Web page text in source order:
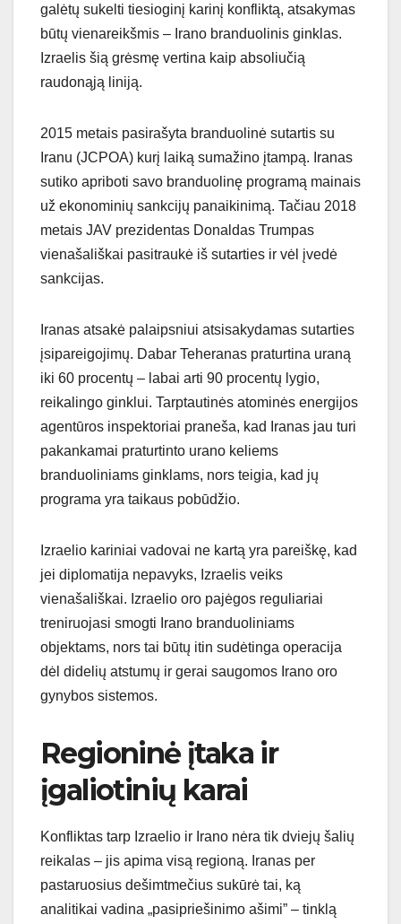
galėtų sukelti tiesioginį karinį konfliktą, atsakymas
būtų vienareikšmis – Irano branduolinis ginklas.
Izraelis šią grėsmę vertina kaip absoliučią
raudonąją liniją.
2015 metais pasirašyta branduolinė sutartis su
Iranu (JCPOA) kurį laiką sumažino įtampą. Iranas
sutiko apriboti savo branduolinę programą mainais
už ekonominių sankcijų panaikinimą. Tačiau 2018
metais JAV prezidentas Donaldas Trumpas
vienašališkai pasitraukė iš sutarties ir vėl įvedė
sankcijas.
Iranas atsakė palaipsniui atsisakydamas sutarties
įsipareigojimų. Dabar Teheranas praturtina uraną
iki 60 procentų – labai arti 90 procentų lygio,
reikalingo ginklui. Tarptautinės atominės energijos
agentūros inspektoriai praneša, kad Iranas jau turi
pakankamai praturtinto urano keliems
branduoliniams ginklams, nors teigia, kad jų
programa yra taikaus pobūdžio.
Izraelio kariniai vadovai ne kartą yra pareiškę, kad
jei diplomatija nepavyks, Izraelis veiks
vienašališkai. Izraelio oro pajėgos reguliariai
treniruojasi smogti Irano branduoliniams
objektams, nors tai būtų itin sudėtinga operacija
dėl didelių atstumų ir gerai saugomos Irano oro
gynybos sistemos.
Regioninė įtaka ir
įgaliotinių karai
Konfliktas tarp Izraelio ir Irano nėra tik dviejų šalių
reikalas – jis apima visą regioną. Iranas per
pastaruosius dešimtmečius sukūrė tai, ką
analitikai vadina „pasipriešinimo ašimi” – tinklą